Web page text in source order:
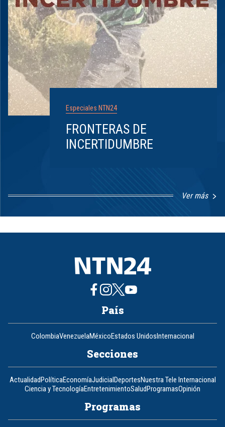
Especiales NTN24
FRONTERAS DE
INCERTIDUMBRE
Ver más
8
País
ColombiaVenezuelaMéxicoEstados UnidosInternacional
Secciones
ActualidadPolíticaEconomíaJudicialDeportesNuestra Tele Internacional
Ciencia y TecnologíaEntretenimientoSaludProgramasOpinión
Programas